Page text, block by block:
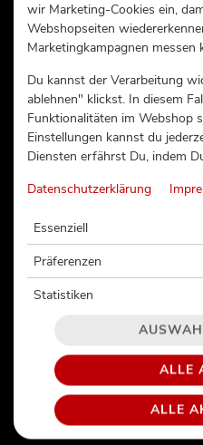
wir Marketing-Cookies ein,
Webshopseiten
Marketingkampagnen messen
Du kannst der Verarbeitung
ablehnen" klickst. In diesem
Funktionalitäten im Webshop
Einstellungen kannst du
Diensten erfährst Du, indem
Datenschutzerklärung
Essenziell
Präferenzen
Statistiken
ALLE
ALLE
Surimi |